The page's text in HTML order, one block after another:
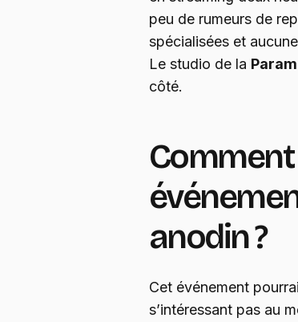
peu de rumeurs de
spécialisées et
Le studio de la
côté.
anodin ?
Cet événement
s’intéressant pas au